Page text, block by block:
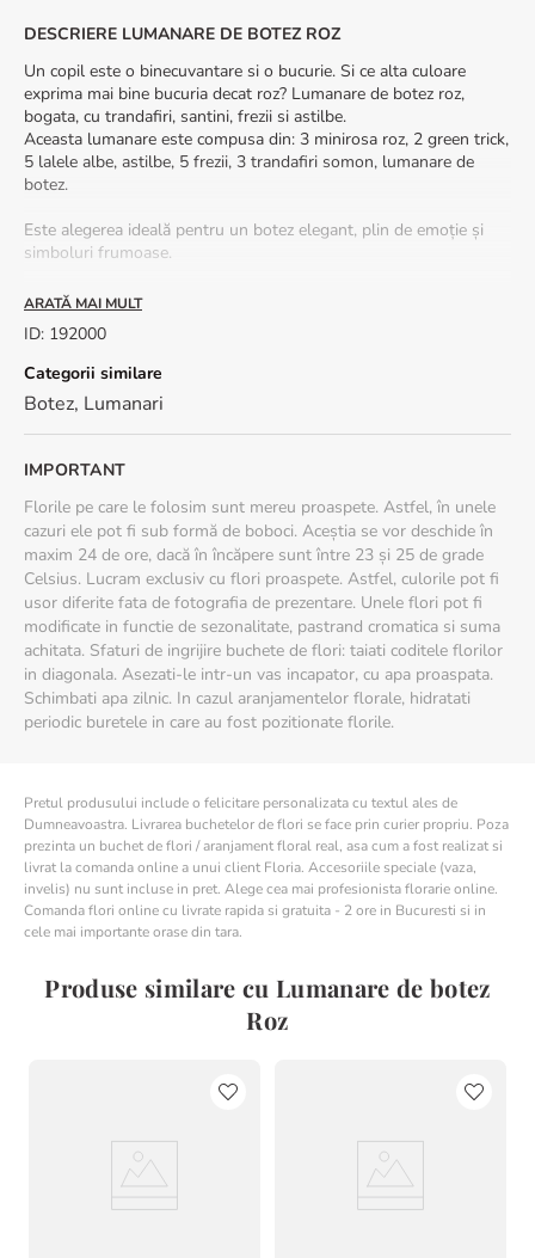
DESCRIERE LUMANARE DE BOTEZ ROZ
Un copil este o binecuvantare si o bucurie. Si ce alta culoare
exprima mai bine bucuria decat roz? Lumanare de botez roz,
bogata, cu trandafiri, santini, frezii si astilbe.
Aceasta lumanare este compusa din: 3 minirosa roz, 2 green trick,
5 lalele albe, astilbe, 5 frezii, 3 trandafiri somon, lumanare de
botez.
Este alegerea ideală pentru un botez elegant, plin de emoție și
simboluri frumoase.
🎀Perfectă pentru botezul unei fetițe
🌟 Avantaje speciale:
✔Flori naturale proaspete, atent selectate
Livrare gratuită în 2–4 ore
ARATĂ MAI MULT
ID: 192000
Categorii similare
Botez, Lumanari
IMPORTANT
Florile pe care le folosim sunt mereu proaspete. Astfel, în unele
cazuri ele pot fi sub formă de boboci. Aceștia se vor deschide în
maxim 24 de ore, dacă în încăpere sunt între 23 și 25 de grade
Celsius. Lucram exclusiv cu flori proaspete. Astfel, culorile pot fi
usor diferite fata de fotografia de prezentare. Unele flori pot fi
modificate in functie de sezonalitate, pastrand cromatica si suma
achitata. Sfaturi de ingrijire buchete de flori: taiati coditele florilor
in diagonala. Asezati-le intr-un vas incapator, cu apa proaspata.
Schimbati apa zilnic. In cazul aranjamentelor florale, hidratati
periodic buretele in care au fost pozitionate florile.
Pretul produsului include o felicitare personalizata cu textul ales de
Dumneavoastra. Livrarea buchetelor de flori se face prin curier propriu. Poza
prezinta un buchet de flori / aranjament floral real, asa cum a fost realizat si
livrat la comanda online a unui client Floria. Accesoriile speciale (vaza,
invelis) nu sunt incluse in pret. Alege cea mai profesionista florarie online.
Comanda flori online cu livrate rapida si gratuita - 2 ore in Bucuresti si in
cele mai importante orase din tara.
Produse similare cu Lumanare de botez
Roz